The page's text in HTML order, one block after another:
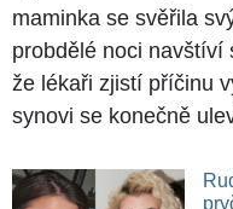
maminka se svěřila
probdělé noci navštíví
že lékaři zjistí příčinu
synovi se konečně